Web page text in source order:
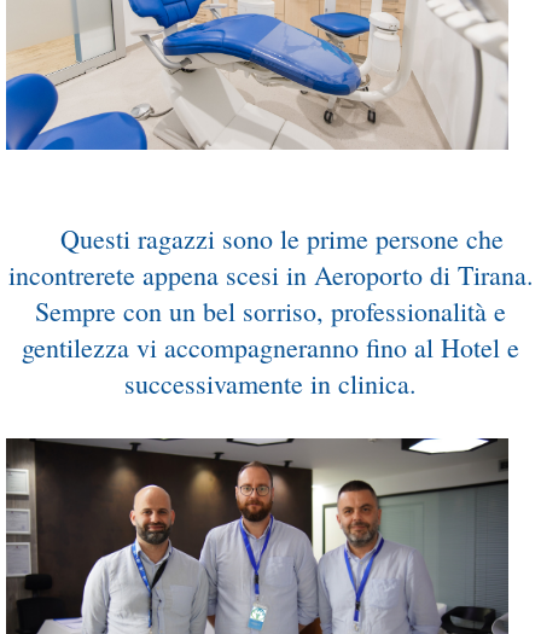
Questi ragazzi sono le prime persone che
incontrerete appena scesi in Aeroporto di Tirana.
Sempre con un bel sorriso, professionalità e
gentilezza vi accompagneranno fino al Hotel e
successivamente in clinica.